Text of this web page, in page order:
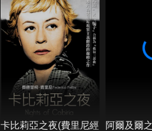
卡比莉亞之夜(費里尼經
阿爾及爾